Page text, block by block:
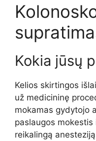
Kokia jūsų
Kelios skirtingos
už medicininę
mokamas gydytojo
paslaugos
reikalingą